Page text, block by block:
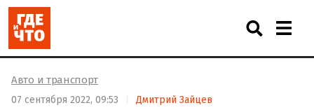
Авто и транспорт
07 сентября 2022, 09:53 Дмитрий Зайцев